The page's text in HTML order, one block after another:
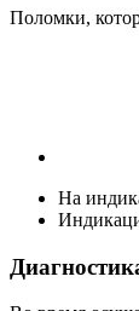
Поломки,
На